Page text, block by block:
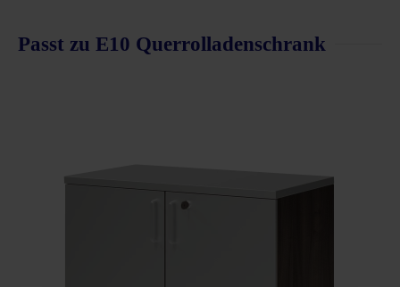
Passt zu E10 Querrolladenschrank